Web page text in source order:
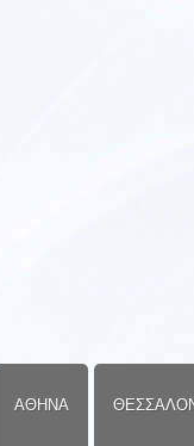
ΑΘΗΝΑ